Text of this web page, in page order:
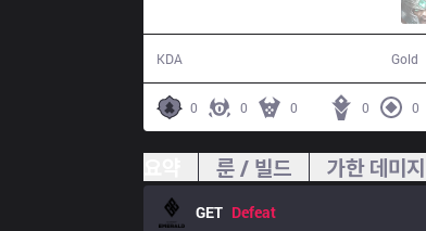
KDA Gold
0 0 0 0 0
룬 / 빌드 가한 데미지
GET Defeat